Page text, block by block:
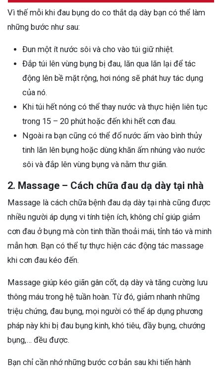
Vì thế mỗi khi đau bụng do co thắt dạ dày bạn có thể làm
những bước như sau:
Đun một ít nước sôi và cho vào túi giữ nhiệt.
Đắp túi lên vùng bụng bị đau, lăn qua lăn lại để tác
động lên bề mặt rộng, hơi nóng sẽ phát huy tác dụng
của nó.
Khi túi hết nóng có thể thay nước và thực hiện liên tục
trong 15 – 20 phút hoặc đến khi hết cơn đau.
Ngoài ra bạn cũng có thể đổ nước ấm vào bình thủy
tinh lăn lên bụng hoặc dùng khăn ấm nhúng vào nước
sôi và đắp lên vùng bụng và nằm thư giãn.
2. Massage – Cách chữa đau dạ dày tại nhà
Massage là cách chữa bệnh đau dạ dày tại nhà cũng được
nhiều người áp dụng vi tính tiện ích, không chỉ giúp giảm
cơn đau ở bụng mà còn tinh thần thoải mái, tỉnh táo và minh
mẫn hơn. Bạn có thể tự thực hiện các động tác massage
khi cơn đau kéo đến.
Massage giúp kéo giãn gân cốt, dạ dày và tăng cường lưu
thông máu trong hệ tuần hoàn. Từ đó, giảm nhanh những
triệu chứng, đau bụng, mọi người có thể áp dụng phương
pháp này khi bị đau bụng kinh, khó tiêu, đầy bụng, chướng
bụng,… đều được.
Bạn chỉ cần nhớ những bước cơ bản sau khi tiến hành